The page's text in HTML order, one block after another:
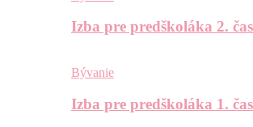
Izba pre predškoláka 2.
Bývanie
Izba pre predškoláka 1.